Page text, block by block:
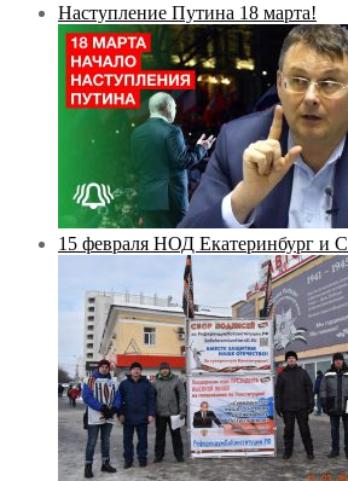
Наступление Путина 18 марта!
15 февраля НОД Екатеринбург и